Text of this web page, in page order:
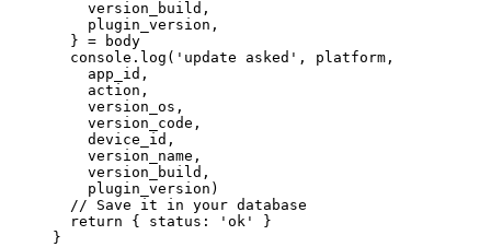
version_build ,
plugin_version ,
} = body
console. log ( 'update asked' , platform,
app_id,
action,
version_os,
version_code,
device_id,
version_name,
version_build,
plugin_version)
// Save it in your database
return { status: 'ok'
}
}